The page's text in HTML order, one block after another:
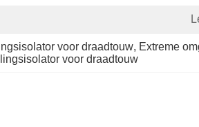
voor draadtouw, Extreme
voor draadtouw